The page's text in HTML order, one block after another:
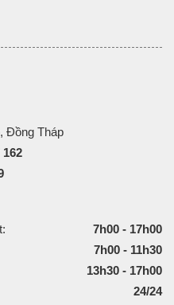
Đồng Tháp
162
7h00 - 17h00
7h00 - 11h30
13h30 - 17h00
24/24